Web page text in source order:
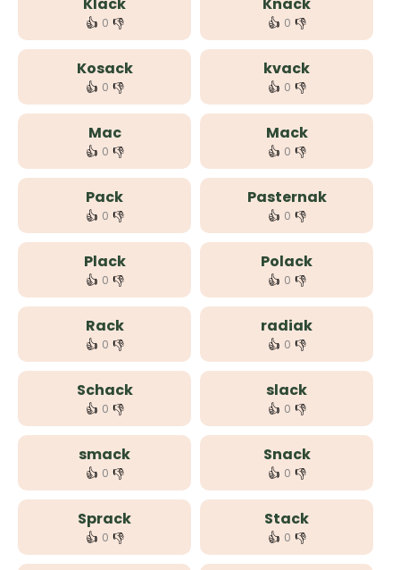
👍 0 👎 👍 0 👎
Kosack
👍 0 👎
kvack
👍 0 👎
Mac
👍 0 👎
Mack
👍 0 👎
Pack
👍 0 👎
Pasternak
👍 0 👎
Plack
👍 0 👎
Polack
👍 0 👎
Rack
👍 0 👎
radiak
👍 0 👎
Schack
👍 0 👎
slack
👍 0 👎
smack
👍 0 👎
Snack
👍 0 👎
Sprack
👍 0 👎
Stack
👍 0 👎